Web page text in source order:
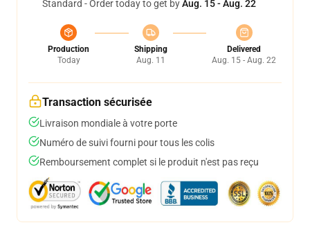
Standard - Order today to get byAug. 15 - Aug. 22
Production
Today
Shipping
Aug. 11
Delivered
Aug. 15 - Aug. 22
Transaction sécurisée
Livraison mondiale à votre porte
Numéro de suivi fourni pour tous les colis
Remboursement complet si le produit n'est pas reçu